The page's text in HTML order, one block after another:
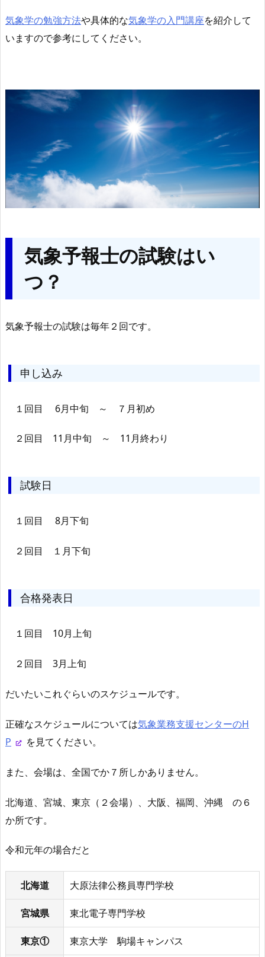
気象学の勉強方法や具体的な気象学の入門講座を紹介して
いますので参考にしてください。
気象予報士の試験はい
つ？
気象予報士の試験は毎年２回です。
申し込み
１回目 6月中旬 ～ ７月初め
２回目 11月中旬 ～ 11月終わり
試験日
１回目 8月下旬
２回目 １月下旬
合格発表日
１回目 10月上旬
２回目 3月上旬
だいたいこれぐらいのスケジュールです。
正確なスケジュールについては気象業務支援センターのH
P
を見てください。
また、会場は、全国でか７所しかありません。
北海道、宮城、東京（２会場）、大阪、福岡、沖縄 の６
か所です。
令和元年の場合だと
北海道 ⼤原法律公務員専⾨学校
宮城県 東北電⼦専⾨学校
東京① 東京⼤学 駒場キャンパス